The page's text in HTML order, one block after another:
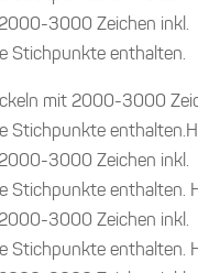
3000 Zeichen inkl.
Stichpunkte enthalten.
mit 2000-3000
Stichpunkte
3000 Zeichen inkl.
Stichpunkte enthalten.
3000 Zeichen inkl.
Stichpunkte enthalten.